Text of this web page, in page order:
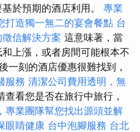
於預期的酒店利用。 專業
打造獨一無二的宴會餐點 台
信解決方案 這意味著，當
上漲，或者房間可能根本不
一刻的酒店優惠很難找到，
服務 清潔公司費用透明，無
看您是否在旅行中旅行，
專業團隊幫您找出源頭並解
眼睛健康 台中泡腳服務 台北